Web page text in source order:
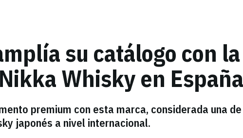
su catálogo con
Whisky en España
premium con esta marca, considerada una
japonés a nivel internacional.